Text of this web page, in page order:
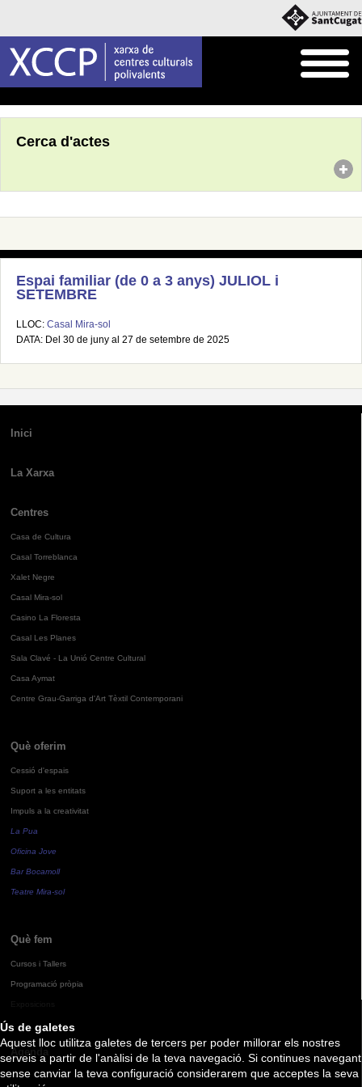
Ús de galetes
Aquest lloc utilitza galetes de tercers per poder millorar els nostres
serveis a partir de l'anàlisi de la teva navegació. Si continues navegant
sense canviar la teva configuració considerarem que acceptes la seva
Cerca d'actes
Espai familiar (de 0 a 3 anys) JULIOL i
SETEMBRE
LLOC: Casal Mira-sol
DATA: Del 30 de juny al 27 de setembre de 2025
Inici
La Xarxa
Centres
Casa de Cultura
Casal Torreblanca
Xalet Negre
Casal Mira-sol
Casino La Floresta
Casal Les Planes
Sala Clavé - La Unió Centre Cultural
Casa Aymat
Centre Grau-Garriga d'Art Tèxtil Contemporani
Què oferim
Cessió d'espais
Suport a les entitats
Impuls a la creativitat
La Pua
Oficina Jove
Bar Bocamoll
Teatre Mira-sol
Què fem
Cursos i Tallers
Programació pròpia
Agenda